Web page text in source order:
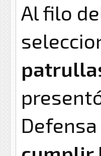
Al filo
Defensa